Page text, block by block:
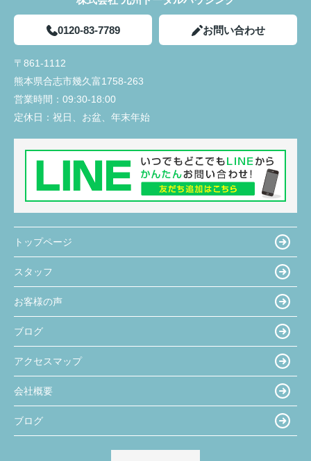
0120-83-7789 お問い合わせ
〒861-1112
熊本県合志市幾久富1758-263
営業時間： 09:30-18:00
定休日： 祝日、お盆、年末年始
トップページ
スタッフ
お客様の声
ブログ
アクセスマップ
会社概要
ブログ